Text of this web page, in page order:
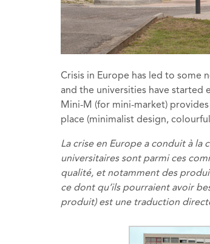
Crisis in Europe has led to some
and the universities have started
Mini-M (for mini-market)
place (minimalist design,
La crise en Europe a conduit à la
universitaires sont parmi ces
qualité, et notamment des
ce dont qu’ils pourraient avoir
produit) est une traduction